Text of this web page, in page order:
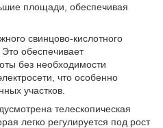
площади, обеспечивая
свинцово-кислотного
обеспечивает
без необходимости
что особенно
участков.
телескопическая
легко регулируется под рост